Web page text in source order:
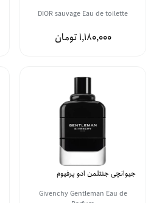
DIOR sauvage Eau de toilette
1,180,000
جیوانچی جنتلمن ادو پرفیوم
Givenchy Gentleman Eau de